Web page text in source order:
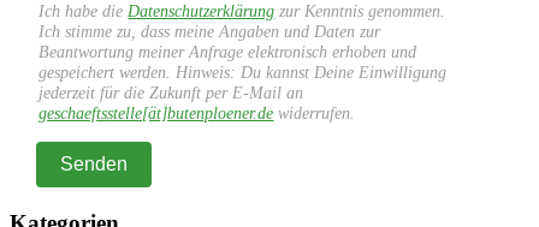
Ich habe die Datenschutzerklärung zur Kenntnis genommen.
Ich stimme zu, dass meine Angaben und Daten zur
Beantwortung meiner Anfrage elektronisch erhoben und
gespeichert werden. Hinweis: Du kannst Deine Einwilligung
jederzeit für die Zukunft per E-Mail an
geschaeftsstelle[ät]butenploener.de widerrufen.
Senden